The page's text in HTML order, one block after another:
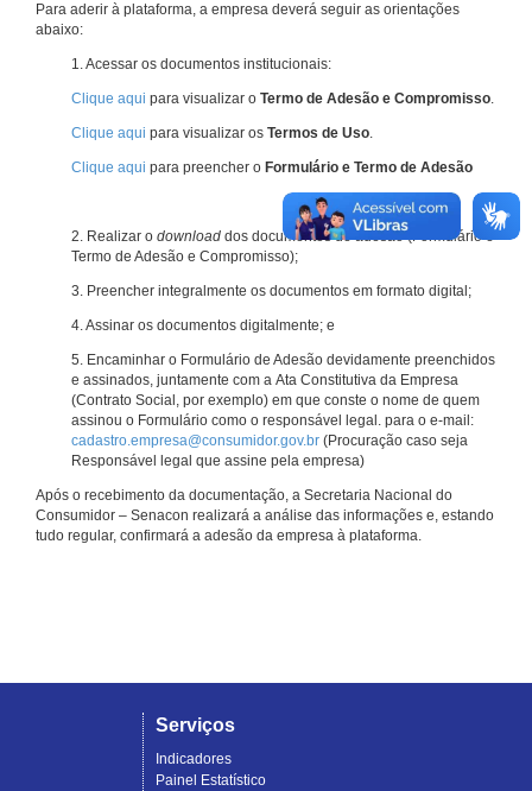
Para aderir à plataforma, a empresa deverá seguir as orientações
abaixo:
1. Acessar os documentos institucionais:
Clique aqui para visualizar o Termo de Adesão e Compromisso.
Clique aqui para visualizar os Termos de Uso.
Clique aqui para preencher o Formulário e Termo de Adesão
2. Realizar o download dos documentos de adesão (Formulário e
Termo de Adesão e Compromisso);
3. Preencher integralmente os documentos em formato digital;
4. Assinar os documentos digitalmente; e
5. Encaminhar o Formulário de Adesão devidamente preenchidos
e assinados, juntamente com a Ata Constitutiva da Empresa
(Contrato Social, por exemplo) em que conste o nome de quem
assinou o Formulário como o responsável legal. para o e-mail:
cadastro.empresa@consumidor.gov.br (Procuração caso seja
Responsável legal que assine pela empresa)
Após o recebimento da documentação, a Secretaria Nacional do
Consumidor – Senacon realizará a análise das informações e, estando
tudo regular, confirmará a adesão da empresa à plataforma.
Serviços
Indicadores
Painel Estatístico